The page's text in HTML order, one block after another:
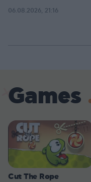
06.08.2026, 21:16
Games
Cut The Rope